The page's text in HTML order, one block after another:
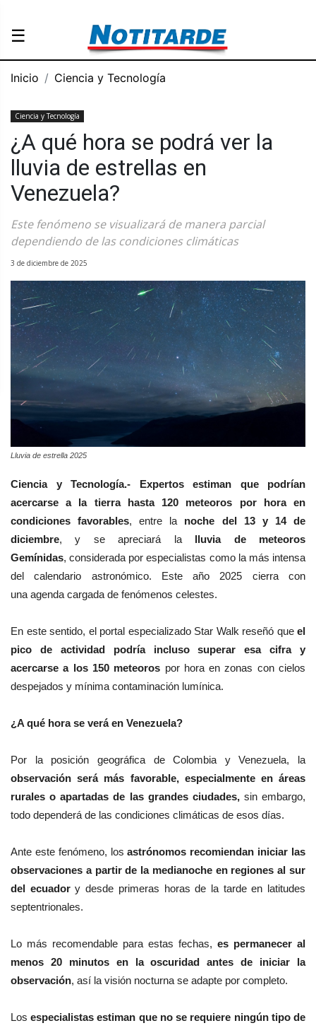
☰
Inicio Ciencia y Tecnología
Ciencia y Tecnología
¿A qué hora se podrá ver la
lluvia de estrellas en
Venezuela?
Este fenómeno se visualizará de manera parcial
dependiendo de las condiciones climáticas
3 de diciembre de 2025
Lluvia de estrella 2025
Ciencia y Tecnología.-
Expertos estiman que podrían
acercarse a la tierra hasta 120 meteoros por hora en
condiciones favorables, entre la noche del 13 y 14 de
diciembre, y se apreciará la lluvia de meteoros
Gemínidas, considerada por especialistas como la más intensa
del calendario astronómico. Este año 2025 cierra con
una agenda cargada de fenómenos celestes.
En este sentido, el portal especializado Star Walk reseñó que el
pico de actividad podría incluso superar esa cifra y
acercarse a los 150 meteoros por hora en zonas con cielos
despejados y mínima contaminación lumínica.
¿A qué hora se verá en Venezuela?
Por la posición geográfica de Colombia y Venezuela, la
observación será más favorable, especialmente en áreas
rurales o apartadas de las grandes ciudades,sin embargo,
todo dependerá de las condiciones climáticas de esos días.
Ante este fenómeno, losastrónomos recomiendan iniciar las
observaciones a partir de la medianoche en regiones al sur
del ecuadory desde primeras horas de la tarde en latitudes
septentrionales.
Lo más recomendable para estas fechas, es permanecer al
menos 20 minutos en la oscuridad antes de iniciar la
observación, así la visión nocturna se adapte por completo.
Losespecialistas estiman que no se requiere ningún tipo de